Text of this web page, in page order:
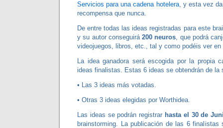
Servicios para una cadena hotelera, y esta vez
recompensa que nunca.
De entre todas las ideas registradas para este
y su autor conseguirá 200 neuros, que podrá
videojuegos, libros, etc., tal y como podéis ver
La idea ganadora será escogida por la propia
ideas finalistas. Estas 6 ideas se obtendrán de la
• Las 3 ideas más votadas.
• Otras 3 ideas elegidas por Worthidea.
Las ideas se podrán registrar hasta el 30 de
brainstorming. La publicación de las 6